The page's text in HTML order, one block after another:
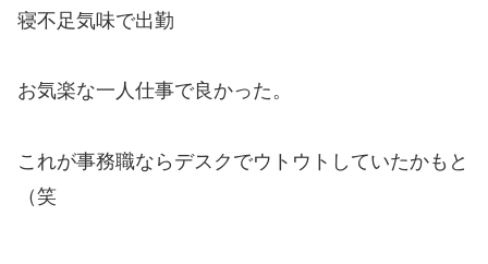
寝不足気味で出勤
お気楽な一人仕事で良かった。
これが事務職ならデスクでウトウトしていたかもと
（笑